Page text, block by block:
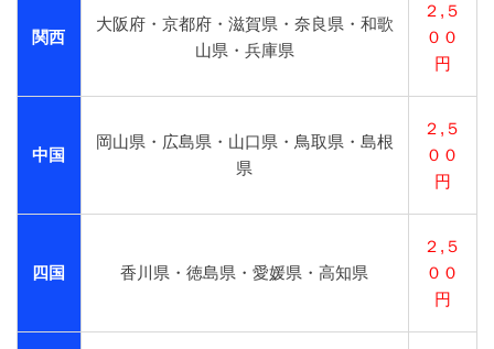
関西
大阪府・京都府・滋賀県・奈良県・和歌
山県・兵庫県
２,５
００
円
中国
岡山県・広島県・山口県・鳥取県・島根
県
２,５
００
円
四国 香川県・徳島県・愛媛県・高知県
２,５
００
円